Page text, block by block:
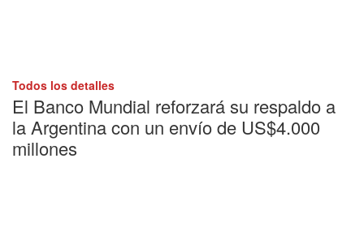
Todos los detalles
El Banco Mundial reforzará su respaldo a
la Argentina con un envío de US$4.000
millones